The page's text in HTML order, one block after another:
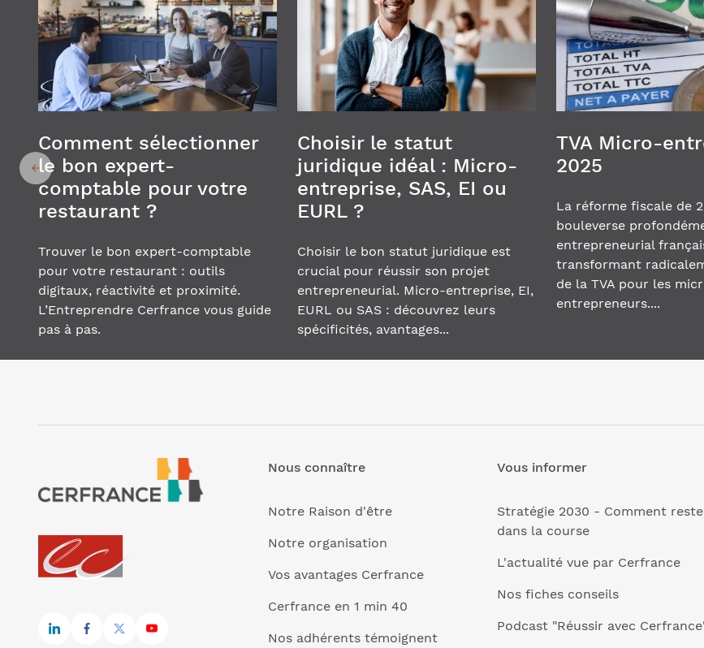
Comment sélectionner
le bon expert-
comptable pour votre
restaurant ?
Trouver le bon expert-comptable
pour votre restaurant : outils
digitaux, réactivité et proximité.
L’Entreprendre Cerfrance vous guide
pas à pas.
Choisir le statut
juridique idéal : Micro-
entreprise, SAS, EI ou
EURL ?
Choisir le bon statut juridique est
crucial pour réussir son projet
entrepreneurial. Micro-entreprise, EI,
EURL ou SAS : découvrez leurs
spécificités, avantages...
TVA Micro-
2025
La réforme fiscale de
bouleverse
entrepreneurial
transformant
de la TVA pour les
entrepreneurs....
Nous connaître
Notre Raison d'être
Notre organisation
Vos avantages Cerfrance
Cerfrance en 1 min 40
Nos adhérents témoignent
Vous informer
Stratégie 2030 - Comment
dans la course
L'actualité vue par Cerfrance
Nos fiches conseils
Podcast "Réussir avec